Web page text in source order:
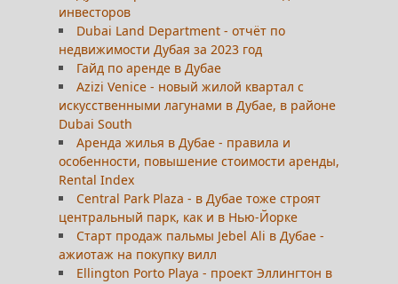
инвесторов
Dubai Land Department - отчёт по
недвижимости Дубая за 2023 год
Гайд по аренде в Дубае
Azizi Venice - новый жилой квартал с
искусственными лагунами в Дубае, в районе
Dubai South
Аренда жилья в Дубае - правила и
особенности, повышение стоимости аренды,
Rental Index
Central Park Plaza - в Дубае тоже строят
центральный парк, как и в Нью-Йорке
Старт продаж пальмы Jebel Ali в Дубае -
ажиотаж на покупку вилл
Ellington Porto Playa - проект Эллингтон в